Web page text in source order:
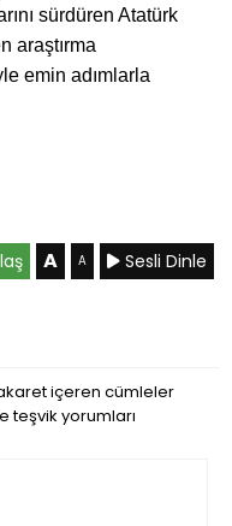
sürdüren Atatürk
araştırma
emin adımlarla
A A Sesli Dinle
içeren cümleler
teşvik yorumları